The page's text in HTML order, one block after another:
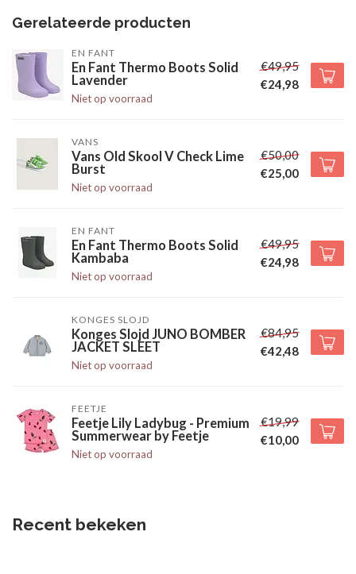
Gerelateerde producten
EN FANT
En Fant Thermo Boots Solid
Lavender
Niet op voorraad
€49,95
€24,98
VANS
Vans Old Skool V Check Lime
Burst
Niet op voorraad
€50,00
€25,00
EN FANT
En Fant Thermo Boots Solid
Kambaba
Niet op voorraad
€49,95
€24,98
KONGES SLOJD
Konges Slojd JUNO BOMBER
JACKET SLEET
Niet op voorraad
€84,95
€42,48
FEETJE
Feetje Lily Ladybug - Premium
Summerwear by Feetje
Niet op voorraad
€19,99
€10,00
Recent bekeken